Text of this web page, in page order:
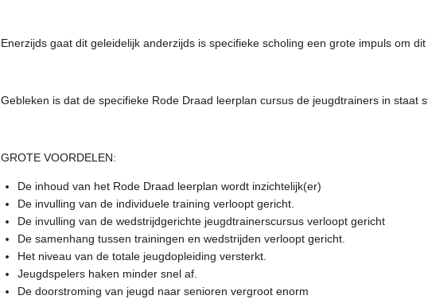
Enerzijds gaat dit geleidelijk anderzijds is specifieke scholing een grote impuls om
Gebleken is dat de specifieke Rode Draad leerplan cursus de jeugdtrainers in staat
GROTE VOORDELEN:
De inhoud van het Rode Draad leerplan wordt inzichtelijk(er)
De invulling van de individuele training verloopt gericht.
De invulling van de wedstrijdgerichte jeugdtrainerscursus verloopt gericht
De samenhang tussen trainingen en wedstrijden verloopt gericht.
Het niveau van de totale jeugdopleiding versterkt.
Jeugdspelers haken minder snel af.
De doorstroming van jeugd naar senioren vergroot enorm